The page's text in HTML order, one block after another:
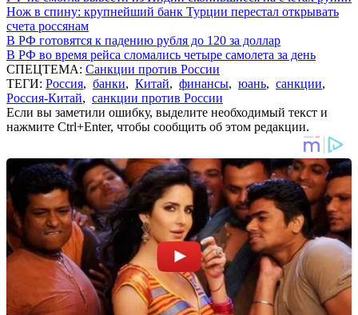
Нож в спину: крупнейший банк Турции перестал открывать
счета россянам
В РФ готовятся к падению рубля до 120 за доллар
В РФ во время рейса сломались четыре самолета за день
СПЕЦТЕМА: Санкции против России
ТЕГИ: Россия, банки, Китай, финансы, юань, санкции,
Россия-Китай, санкции против России
Если вы заметили ошибку, выделите необходимый текст и
нажмите Ctrl+Enter, чтобы сообщить об этом редакции.